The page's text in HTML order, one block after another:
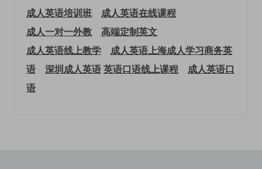
成人英语培训班
成人英语在线课程
成人一对一外教
高端定制英文
成人英语线上教学
成人英语上海成人学习商务英
语
深圳成人英语英语口语线上课程
成人英语口
语